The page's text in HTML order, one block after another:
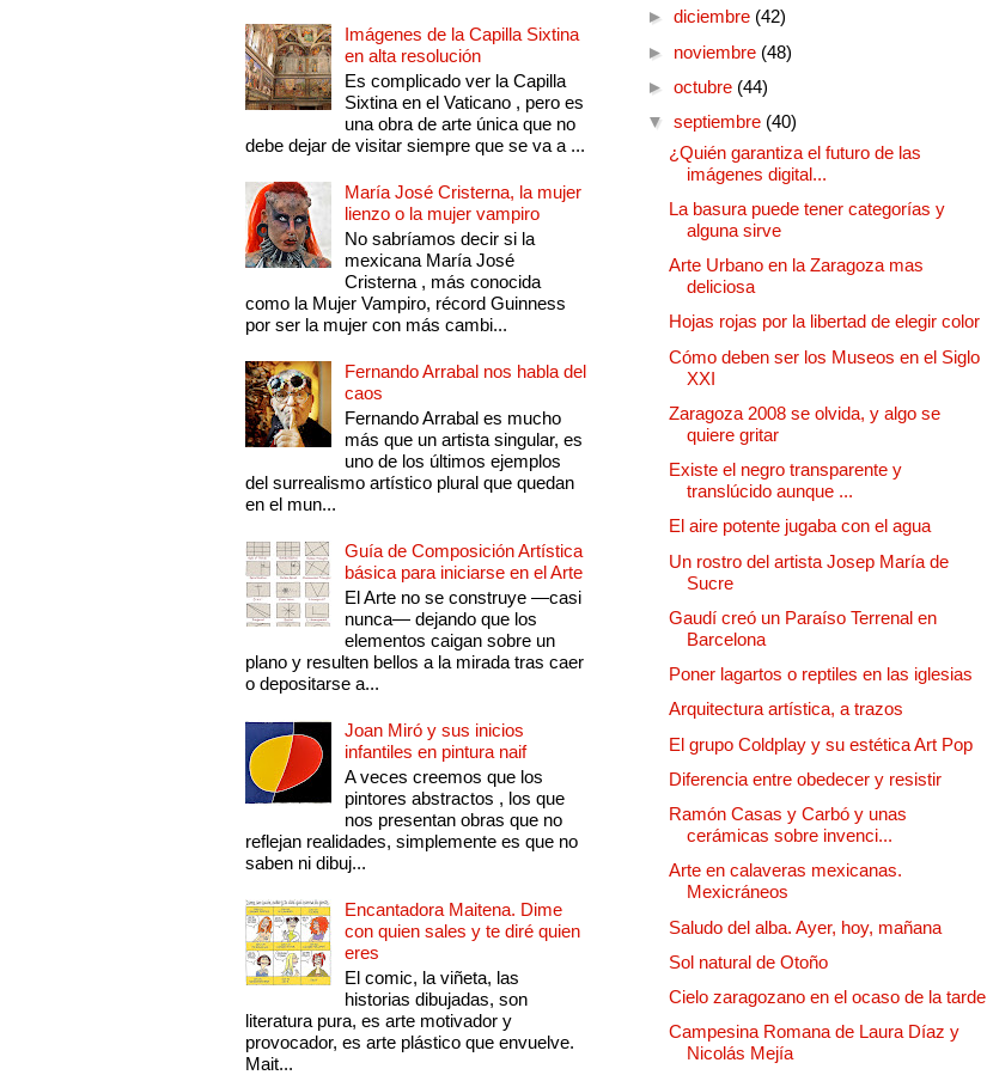
Imágenes de la Capilla Sixtina
en alta resolución
Es complicado ver la Capilla
Sixtina en el Vaticano , pero es
una obra de arte única que no
debe dejar de visitar siempre que se va a ...
María José Cristerna, la mujer
lienzo o la mujer vampiro
No sabríamos decir si la
mexicana María José
Cristerna , más conocida
como la Mujer Vampiro, récord Guinness
por ser la mujer con más cambi...
Fernando Arrabal nos habla del
caos
Fernando Arrabal es mucho
más que un artista singular, es
uno de los últimos ejemplos
del surrealismo artístico plural que quedan
en el mun...
Guía de Composición Artística
básica para iniciarse en el Arte
El Arte no se construye —casi
nunca— dejando que los
elementos caigan sobre un
plano y resulten bellos a la mirada tras caer
o depositarse a...
Joan Miró y sus inicios
infantiles en pintura naif
A veces creemos que los
pintores abstractos , los que
nos presentan obras que no
reflejan realidades, simplemente es que no
saben ni dibuj...
Encantadora Maitena. Dime
con quien sales y te diré quien
eres
El comic, la viñeta, las
historias dibujadas, son
literatura pura, es arte motivador y
provocador, es arte plástico que envuelve.
Mait...
► diciembre (42)
► noviembre (48)
► octubre (44)
▼ septiembre (40)
¿Quién garantiza el futuro de las
imágenes digital...
La basura puede tener categorías y
alguna sirve
Arte Urbano en la Zaragoza mas
deliciosa
Hojas rojas por la libertad de elegir color
Cómo deben ser los Museos en el Siglo
XXI
Zaragoza 2008 se olvida, y algo se
quiere gritar
Existe el negro transparente y
translúcido aunque ...
El aire potente jugaba con el agua
Un rostro del artista Josep María de
Sucre
Gaudí creó un Paraíso Terrenal en
Barcelona
Poner lagartos o reptiles en las iglesias
Arquitectura artística, a trazos
El grupo Coldplay y su estética Art Pop
Diferencia entre obedecer y resistir
Ramón Casas y Carbó y unas
cerámicas sobre invenci...
Arte en calaveras mexicanas.
Mexicráneos
Saludo del alba. Ayer, hoy, mañana
Sol natural de Otoño
Cielo zaragozano en el ocaso de la tarde
Campesina Romana de Laura Díaz y
Nicolás Mejía